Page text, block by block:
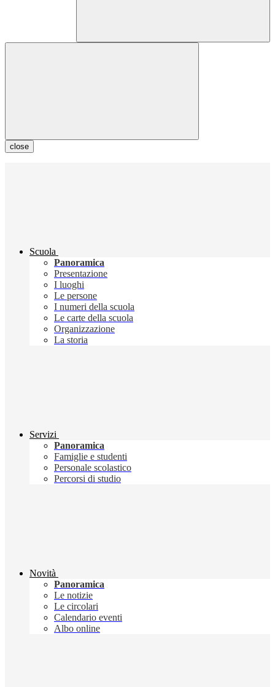
close
Scuola
Panoramica
Presentazione
I luoghi
Le persone
I numeri della scuola
Le carte della scuola
Organizzazione
La storia
Servizi
Panoramica
Famiglie e studenti
Personale scolastico
Percorsi di studio
Novità
Panoramica
Le notizie
Le circolari
Calendario eventi
Albo online